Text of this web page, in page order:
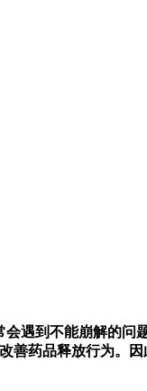
遇到不能崩解的
药品释放行为。